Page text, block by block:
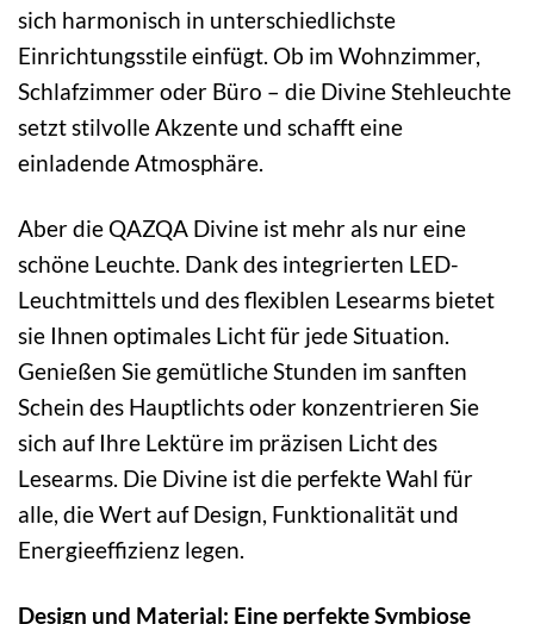
sich harmonisch in unterschiedlichste
Einrichtungsstile einfügt. Ob im Wohnzimmer,
Schlafzimmer oder Büro – die Divine Stehleuchte
setzt stilvolle Akzente und schafft eine
einladende Atmosphäre.
Aber die QAZQA Divine ist mehr als nur eine
schöne Leuchte. Dank des integrierten LED-
Leuchtmittels und des flexiblen Lesearms bietet
sie Ihnen optimales Licht für jede Situation.
Genießen Sie gemütliche Stunden im sanften
Schein des Hauptlichts oder konzentrieren Sie
sich auf Ihre Lektüre im präzisen Licht des
Lesearms. Die Divine ist die perfekte Wahl für
alle, die Wert auf Design, Funktionalität und
Energieeffizienz legen.
Design und Material: Eine perfekte Symbiose